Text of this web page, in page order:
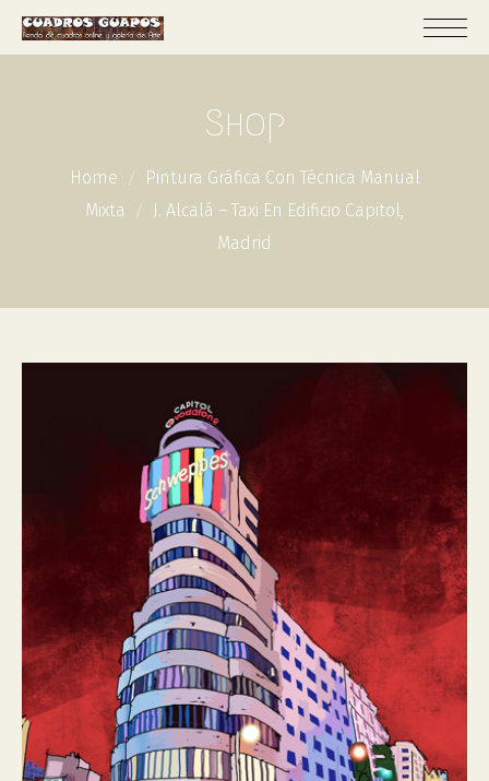
Shop
Home
Pintura Gráfica Con Técnica Manual
Mixta
J. Alcalá – Taxi En Edificio Capitol,
Madrid